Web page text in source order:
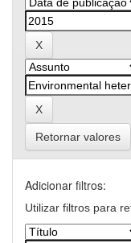
Retornar valores
Adicionar filtros:
Utilizar filtros para